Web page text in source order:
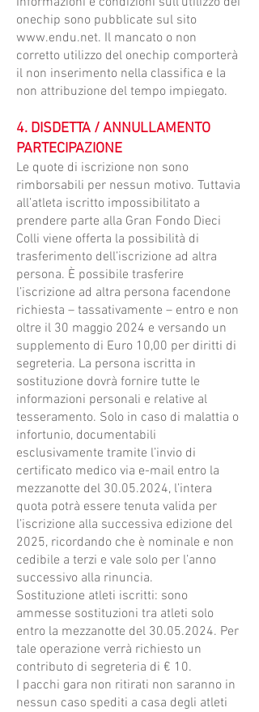
onechip sono pubblicate sul sito
www.endu.net. Il mancato o non
corretto utilizzo del onechip comporterà
il non inserimento nella classifica e la
non attribuzione del tempo impiegato.
4. DISDETTA / ANNULLAMENTO
PARTECIPAZIONE
​Le quote di iscrizione non sono
rimborsabili per nessun motivo. Tuttavia
all’atleta iscritto impossibilitato a
prendere parte alla Gran Fondo Dieci
Colli viene offerta la possibilità di
trasferimento dell’iscrizione ad altra
persona. È possibile trasferire
l’iscrizione ad altra persona facendone
richiesta – tassativamente – entro e non
oltre il 30 maggio 2024 e versando un
supplemento di Euro 10,00 per diritti di
segreteria. La persona iscritta in
sostituzione dovrà fornire tutte le
informazioni personali e relative al
tesseramento. Solo in caso di malattia o
infortunio, documentabili
esclusivamente tramite l’invio di
certificato medico via e-mail entro la
mezzanotte del 30.05.2024, l’intera
quota potrà essere tenuta valida per
l’iscrizione alla successiva edizione del
2025, ricordando che è nominale e non
cedibile a terzi e vale solo per l’anno
successivo alla rinuncia.
Sostituzione atleti iscritti: sono
ammesse sostituzioni tra atleti solo
entro la mezzanotte del 30.05.2024. Per
tale operazione verrà richiesto un
contributo di segreteria di € 10.
I pacchi gara non ritirati non saranno in
nessun caso spediti a casa degli atleti